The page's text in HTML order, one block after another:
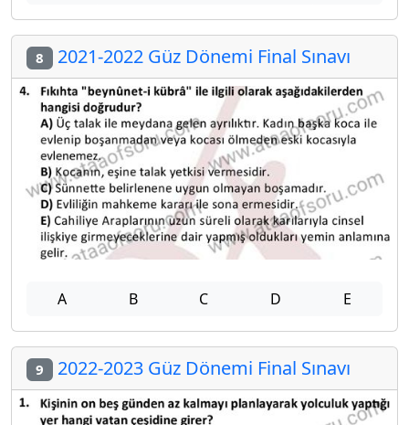
8 2021-2022 Güz Dönemi Final Sınavı
A B C D E
9 2022-2023 Güz Dönemi Final Sınavı